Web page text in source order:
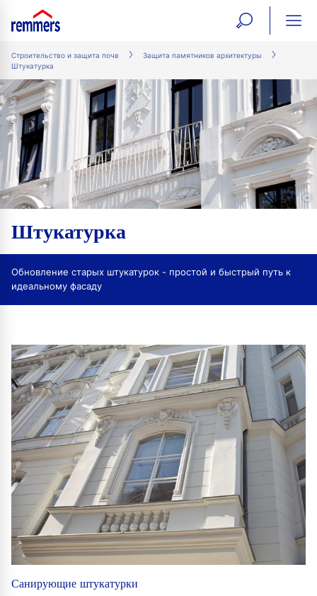
open
search
form
Строительство и защита почв
Защита памятников архитектуры
Штукатурка
©
Штукатурка
Обновление старых штукатурок - простой и быстрый путь к
идеальному фасаду
Санирующие штукатурки